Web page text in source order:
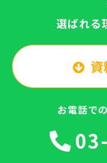
選ばれる
お電話で